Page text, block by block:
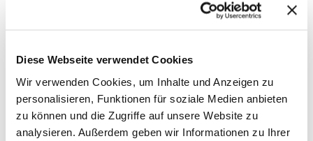
Diese Webseite verwendet Cookies
Wir verwenden Cookies, um Inhalte und Anzeigen zu
personalisieren, Funktionen für soziale Medien anbieten
zu können und die Zugriffe auf unsere Website zu
analysieren. Außerdem geben wir Informationen zu Ihrer
Neue Analyse: Falsche Risikowahrnehmung hält
BfTG zum Referentenentwurf des
Grundproblem nicht – Kritik an
Stellungnahmefrist